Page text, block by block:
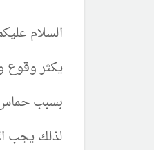
السلام
يكثر
بسبب
لذلك يجب